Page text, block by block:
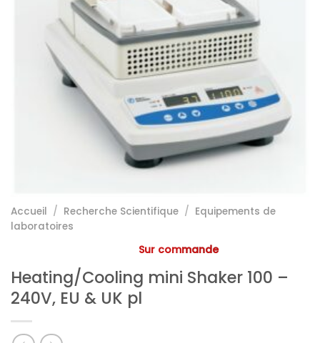
Accueil / Recherche Scientifique / Equipements de
laboratoires
Sur commande
Heating/Cooling mini Shaker 100 –
240V, EU & UK pl